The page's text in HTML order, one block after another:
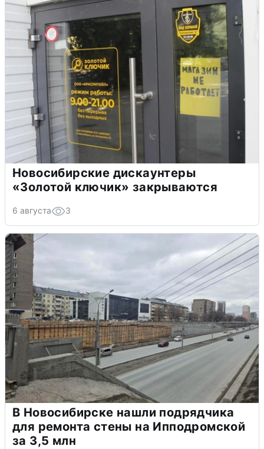
Новосибирские дискаунтеры
«Золотой ключик» закрываются
6 августа 3
В Новосибирске нашли подрядчика
для ремонта стены на Ипподромской
за 3,5 млн